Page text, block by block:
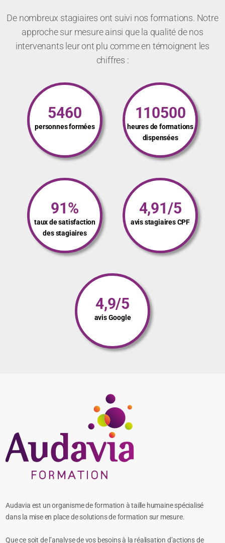
De nombreux stagiaires ont suivi nos formations. Notre
approche sur mesure ainsi que la qualité de nos
intervenants leur ont plu comme en témoignent les
chiffres :
5460
personnes formées
110500
heures de formations
dispensées
91%
taux de satisfaction
des stagiaires
4,91/5
avis stagiaires CPF
4,9/5
avis Google
Audavia est un organisme de formation à taille humaine spécialisé
dans la mise en place de solutions de formation sur mesure.
Que ce soit de l’analyse de vos besoins à la réalisation d’actions de